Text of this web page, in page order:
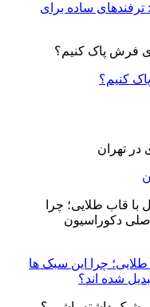
ترفندهای ساده برای
کنیم؟
طلایی؛ چرا این سبک ها
شده اند؟